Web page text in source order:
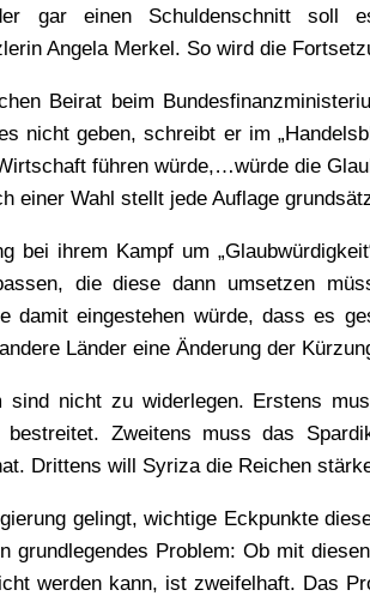
gar einen Schuldenschnitt soll
Angela Merkel. So wird die
Beirat beim
nicht geben, schreibt er im
führen würde,…würde die
einer Wahl stellt jede Auflage
bei ihrem Kampf um
die diese dann umsetzen
damit eingestehen würde, dass es
Länder eine Änderung der
sind nicht zu widerlegen. Erstens
Zweitens muss das
Drittens will Syriza die Reichen
gelingt, wichtige Eckpunkte
grundlegendes Problem: Ob mit
werden kann, ist zweifelhaft. Das